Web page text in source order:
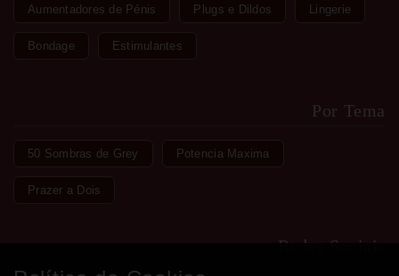
Aumentadores de Pénis Plugs e Dildos Lingerie
Bondage Estimulantes
Por Tema
50 Sombras de Grey Potencia Maxima
Prazer a Dois
Redes Sociais